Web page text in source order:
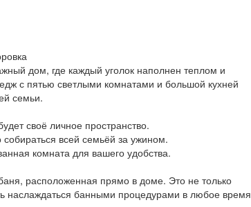
дом, где каждый уголок наполнен теплом и
с пятью светлыми комнатами и большой кухней
семьи.
своё личное пространство.
всей семьёй за ужином.
комната для вашего удобства.
расположенная прямо в доме. Это не только
наслаждаться банными процедурами в любое время